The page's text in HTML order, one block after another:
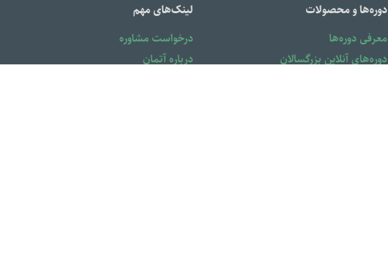
دوره‌ها و محصولات
معرفی دوره‌ها
دوره‌های آنلاین بزرگسالان
لینک‌های مهم
درخواست مشاوره
درباره آتمان